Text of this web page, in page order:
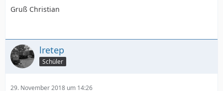
Gruß Christian
lretep
Schüler
29. November 2018 um 14:26